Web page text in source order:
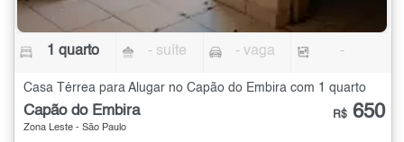
1 quarto - suíte - vaga -
Casa Térrea para Alugar no Capão do Émbira com 1 quarto
Capão do Émbira
Zona Leste - São Paulo
R$ 650